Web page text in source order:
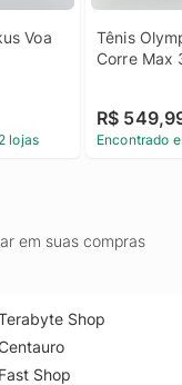
Voa
lojas
Tênis
Corre Max
R$
Encontrado
em suas compras
Shop
Shop